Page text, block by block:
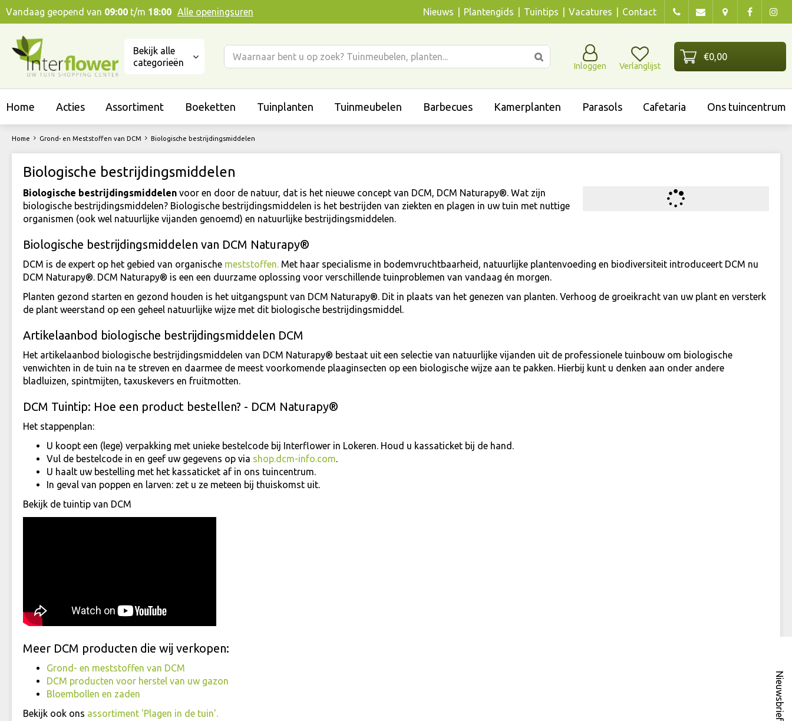
Ga
naar
Home Grond- en Meststoffen van DCM Biologische bestrijdingsmiddelen
Vandaag geopend van 09:00 t/m 18:00 Alle openingsuren Nieuws Plantengids Tuintips Vacatures Contact
Bekijk alle
categorieën
Inloggen Verlanglijst
Home Acties Assortiment Boeketten Tuinplanten Tuinmeubelen Barbecues Kamerplanten Parasols Cafetaria Ons tuincentrum
Biologische bestrijdingsmiddelen
Biologische bestrijdingsmiddelen voor en door de natuur, dat is het nieuwe concept van DCM, DCM Naturapy®. Wat zijn
biologische bestrijdingsmiddelen? Biologische bestrijdingsmiddelen is het bestrijden van ziekten en plagen in uw tuin met nuttige
organismen (ook wel natuurlijke vijanden genoemd) en natuurlijke bestrijdingsmiddelen.
Biologische bestrijdingsmiddelen van DCM Naturapy®
DCM is de expert op het gebied van organische meststoffen. Met haar specialisme in bodemvruchtbaarheid, natuurlijke plantenvoeding en biodiversiteit introduceert DCM nu
DCM Naturapy®. DCM Naturapy® is een een duurzame oplossing voor verschillende tuinproblemen van vandaag én morgen.
Planten gezond starten en gezond houden is het uitgangspunt van DCM Naturapy®. Dit in plaats van het genezen van planten. Verhoog de groeikracht van uw plant en versterk
de plant weerstand op een geheel natuurlijke wijze met dit biologische bestrijdingsmiddel.
Artikelaanbod biologische bestrijdingsmiddelen DCM
Het artikelaanbod biologische bestrijdingsmiddelen van DCM Naturapy® bestaat uit een selectie van natuurlijke vijanden uit de professionele tuinbouw om biologische
venwichten in de tuin na te streven en daarmee de meest voorkomende plaaginsecten op een biologische wijze aan te pakken. Hierbij kunt u denken aan onder andere
bladluizen, spintmijten, taxuskevers en fruitmotten.
DCM Tuintip: Hoe een product bestellen? - DCM Naturapy®
Het stappenplan:
U koopt een (lege) verpakking met unieke bestelcode bij Interflower in Lokeren. Houd u kassaticket bij de hand.
Vul de bestelcode in en geef uw gegevens op via shop.dcm-info.com.
U haalt uw bestelling met het kassaticket af in ons tuincentrum.
In geval van poppen en larven: zet u ze meteen bij thuiskomst uit.
Bekijk de tuintip van DCM
Meer DCM producten die wij verkopen:
Grond- en meststoffen van DCM
DCM producten voor herstel van uw gazon
Bloembollen en zaden
Bekijk ook ons assortiment 'Plagen in de tuin'. Nieuwsbrief